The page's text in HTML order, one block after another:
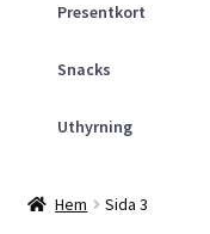
Presentkort
Snacks
Uthyrning
Hem Sida 3